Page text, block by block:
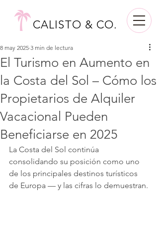
CALISTO & CO.
El Turismo en Aumento en
la Costa del Sol – Cómo los
Propietarios de Alquiler
Vacacional Pueden
Beneficiarse en 2025
8 may 2025 3 min de lectura
La Costa del Sol continúa
consolidando su posición como uno
de los principales destinos turísticos
de Europa — y las cifras lo demuestran.